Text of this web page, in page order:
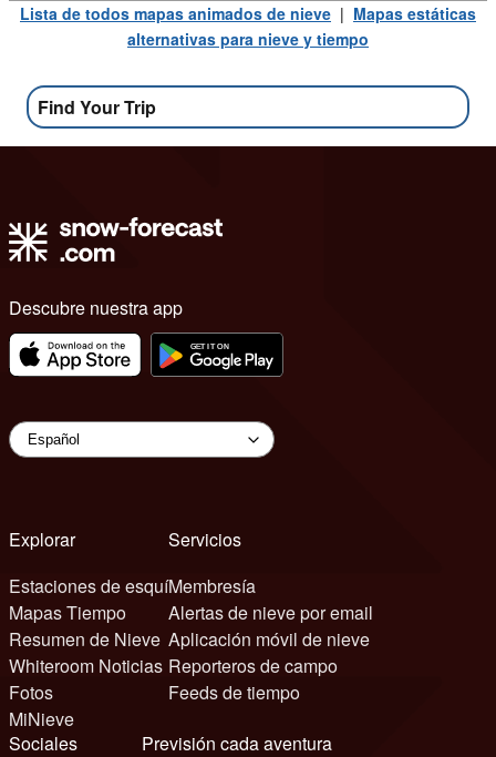
Lista de todos mapas animados de nieve | Mapas estáticas
alternativas para nieve y tiempo
Find Your Trip
Descubre nuestra app
Explorar
Estaciones de esquí
Mapas Tiempo
Resumen de Nieve
Whiteroom Noticias
Fotos
MiNieve
Servicios
Membresía
Alertas de nieve por email
Aplicación móvil de nieve
Reporteros de campo
Feeds de tiempo
Sociales
Previsión cada aventura